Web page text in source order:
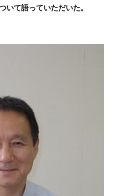
いて語っていただいた。